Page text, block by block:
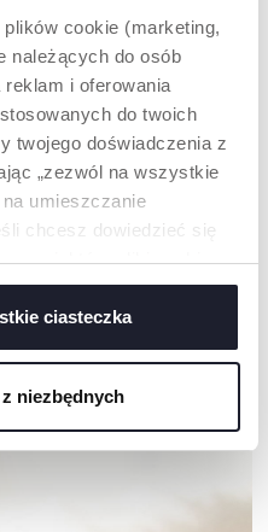
cookie (marketing,
należących do osób
i oferowania
do twoich
twojego doświadczenia z
„zezwól na wszystkie
umieszczanie
chcesz dowiedzieć się
na niektóre pliki cookie,
ten baner, wyrażasz
technicznych plików
żądanej usługi.
ciasteczka
niezbędnych
+ KOLORY
OKULARY
PRZECIWSŁONECZNE
RADA